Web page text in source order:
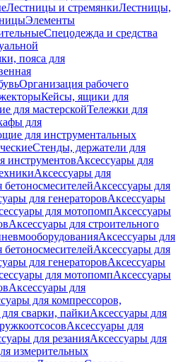
Лестницы и стремянкиЛестницы,
Элементы
Спецодежда и средства
пояса для
Организация рабочего
Кейсы, ящики для
для мастерскойТележки для
для
для инструментальных
Стенды, держатели для
инструментовАксессуары для
Аксессуары для
Аксессуары для
для генераторовАксессуары
для мотопомпАксессуары
Аксессуары для строительного
Аксессуары для
Аксессуары для
для генераторовАксессуары
для мотопомпАксессуары
Аксессуары для
для компрессоров,
сварки, пайкиАксессуары для
Аксессуары для
для резанияАксессуары для
измерительных